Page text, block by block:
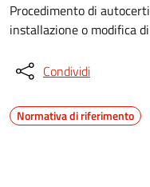
Procedimento di
installazione o modifica
Condividi
Normativa di riferimento